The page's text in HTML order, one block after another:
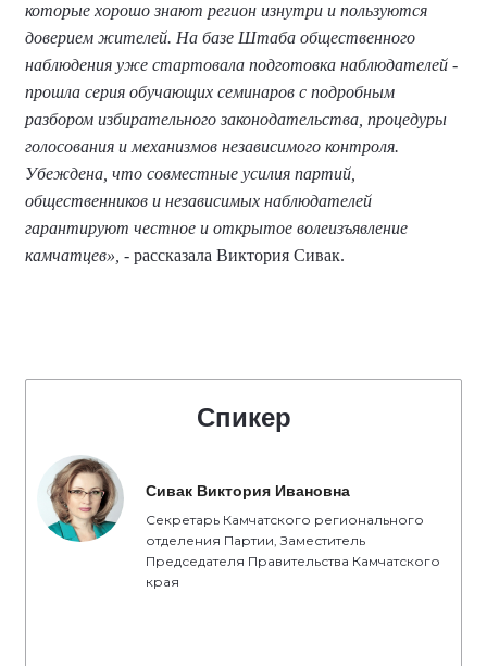
которые хорошо знают регион изнутри и пользуются
доверием жителей. На базе Штаба общественного
наблюдения уже стартовала подготовка наблюдателей -
прошла серия обучающих семинаров с подробным
разбором избирательного законодательства, процедуры
голосования и механизмов независимого контроля.
Убеждена, что совместные усилия партий,
общественников и независимых наблюдателей
гарантируют честное и открытое волеизъявление
камчатцев», - рассказала Виктория Сивак.
Спикер
Сивак Виктория Ивановна
Секретарь Камчатского регионального
отделения Партии, Заместитель
Председателя Правительства Камчатского
края